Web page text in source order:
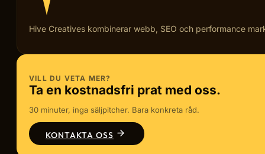
Hive Creatives kombinerar webb, SEO och performance
VILL DU VETA MER?
Ta en kostnadsfri prat med oss.
30 minuter, inga säljpitcher. Bara konkreta råd.
KONTAKTA OSS